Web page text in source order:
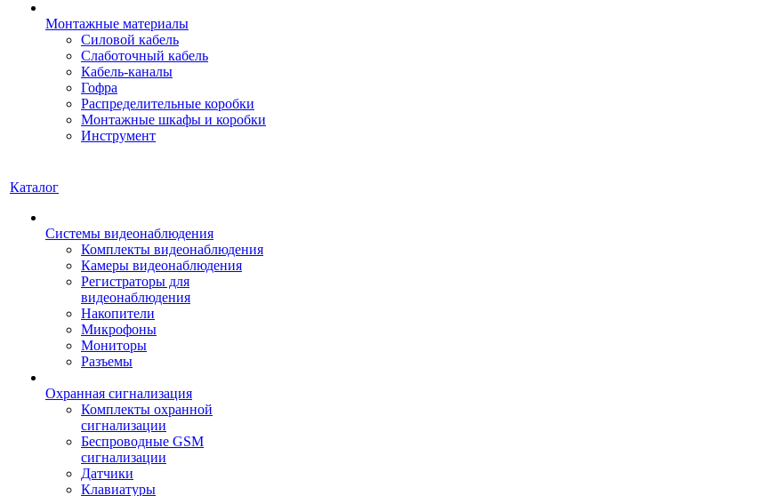
Монтажные материалы
Силовой кабель
Слаботочный кабель
Кабель-каналы
Гофра
Распределительные коробки
Монтажные шкафы и коробки
Инструмент
Каталог
Системы видеонаблюдения
Комплекты видеонаблюдения
Камеры видеонаблюдения
Регистраторы для
видеонаблюдения
Накопители
Микрофоны
Мониторы
Разъемы
Охранная сигнализация
Комплекты охранной
сигнализации
Беспроводные GSM
сигнализации
Датчики
Клавиатуры